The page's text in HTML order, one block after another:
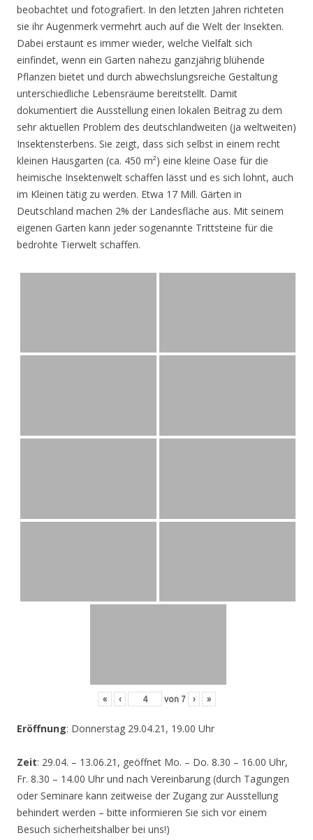
beobachtet und fotografiert. In den letzten Jahren richteten
sie ihr Augenmerk vermehrt auch auf die Welt der Insekten.
Dabei erstaunt es immer wieder, welche Vielfalt sich
einfindet, wenn ein Garten nahezu ganzjährig blühende
Pflanzen bietet und durch abwechslungsreiche Gestaltung
unterschiedliche Lebensräume bereitstellt. Damit
dokumentiert die Ausstellung einen lokalen Beitrag zu dem
sehr aktuellen Problem des deutschlandweiten (ja weltweiten)
Insektensterbens. Sie zeigt, dass sich selbst in einem recht
kleinen Hausgarten (ca. 450 m²) eine kleine Oase für die
heimische Insektenwelt schaffen lässt und es sich lohnt, auch
im Kleinen tätig zu werden. Etwa 17 Mill. Gärten in
Deutschland machen 2% der Landesfläche aus. Mit seinem
eigenen Garten kann jeder sogenannte Trittsteine für die
bedrohte Tierwelt schaffen.
« ‹ von 7 › »
Eröffnung: Donnerstag 29.04.21, 19.00 Uhr
Zeit: 29.04. – 13.06.21, geöffnet Mo. – Do. 8.30 – 16.00 Uhr,
Fr. 8.30 – 14.00 Uhr und nach Vereinbarung (durch Tagungen
oder Seminare kann zeitweise der Zugang zur Ausstellung
behindert werden – bitte informieren Sie sich vor einem
Besuch sicherheitshalber bei uns!)